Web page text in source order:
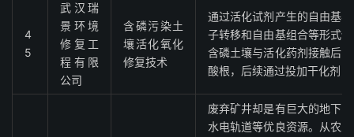
4
5
武汉瑞
景环境
修复工
程有限
公司
含磷污染土
壤活化氧化
修复技术
通过活化试剂产生的自由基
子转移和自由基组合等形式
含磷土壤与活化药剂接触后
酸根，后续通过投加干化剂
废弃矿井却是有巨大的地下
水电轨道等优良资源。从农